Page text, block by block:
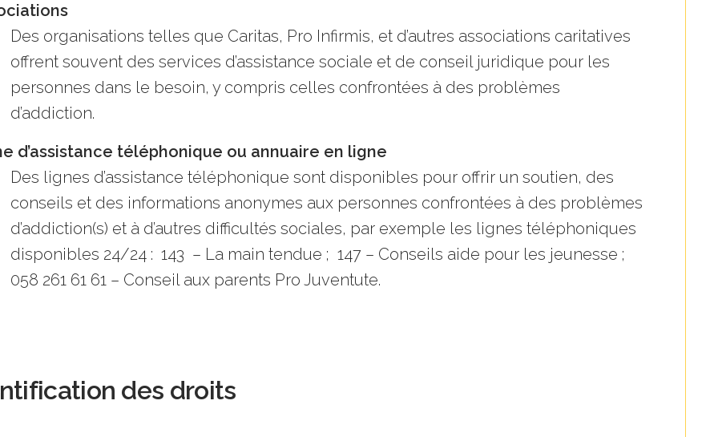
Des organisations telles que Caritas, Pro Infirmis, et d’autres associations caritatives
offrent souvent des services d’assistance sociale et de conseil juridique pour les
personnes dans le besoin, y compris celles confrontées à des problèmes
d’addiction.
d’assistance téléphonique ou annuaire en ligne
Des lignes d’assistance téléphonique sont disponibles pour offrir un soutien, des
conseils et des informations anonymes aux personnes confrontées à des problèmes
d’addiction(s) et à d’autres difficultés sociales, par exemple les lignes téléphoniques
disponibles 24/24 : 143 – La main tendue ; 147 – Conseils aide pour les jeunesse ;
058 261 61 61 – Conseil aux parents Pro Juventute.
des droits